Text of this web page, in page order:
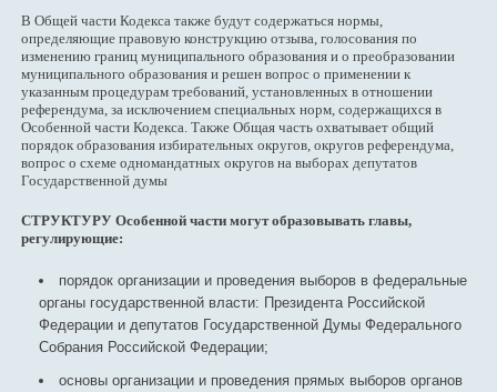
В Общей части Кодекса также будут содержаться нормы,
определяющие правовую конструкцию отзыва, голосования по
изменению границ муниципального образования и о преобразовании
муниципального образования и решен вопрос о применении к
указанным процедурам требований, установленных в отношении
референдума, за исключением специальных норм, содержащихся в
Особенной части Кодекса. Также Общая часть охватывает общий
порядок образования избирательных округов, округов референдума,
вопрос о схеме одномандатных округов на выборах депутатов
Государственной думы
СТРУКТУРУ Особенной части могут образовывать главы,
регулирующие:
порядок организации и проведения выборов в федеральные
органы государственной власти: Президента Российской
Федерации и депутатов Государственной Думы Федерального
Собрания Российской Федерации;
основы организации и проведения прямых выборов органов